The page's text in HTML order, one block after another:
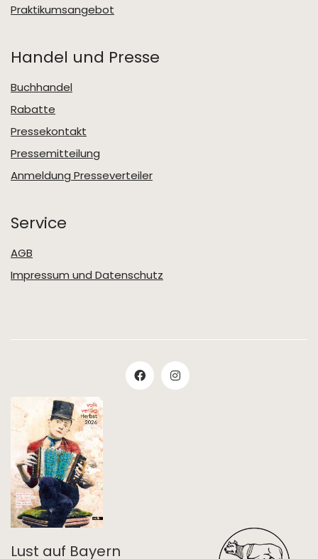
Praktikumsangebot
Handel und Presse
Buchhandel
Rabatte
Pressekontakt
Pressemitteilung
Anmeldung Presseverteiler
Service
AGB
Impressum und Datenschutz
Lust auf Bayern